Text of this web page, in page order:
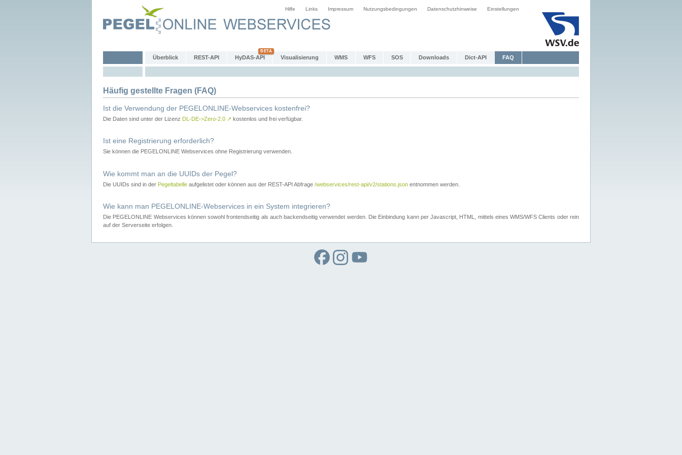
Hilfe Links Impressum Nutzungsbedingungen Datenschutzhinweise Einstellungen
Überblick REST-API HyDAS-API Visualisierung WMS WFS SOS Downloads Dict-API FAQ
Häufig gestellte Fragen (FAQ)
Ist die Verwendung der PEGELONLINE-Webservices kostenfrei?
Die Daten sind unter der Lizenz DL-DE->Zero-2.0 ↗ kostenlos und frei verfügbar.
Ist eine Registrierung erforderlich?
Sie können die PEGELONLINE Webservices ohne Registrierung verwenden.
Wie kommt man an die UUIDs der Pegel?
Die UUIDs sind in der Pegeltabelle aufgelistet oder können aus der REST-API Abfrage /webservices/rest-api/v2/stations.json entnommen werden.
Wie kann man PEGELONLINE-Webservices in ein System integrieren?
Die PEGELONLINE Webservices können sowohl frontendseitig als auch backendseitig verwendet werden. Die Einbindung kann per Javascript, HTML, mittels eines WMS/WFS Clients oder rein
auf der Serverseite erfolgen.